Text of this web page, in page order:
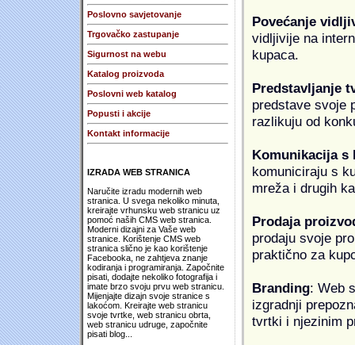
Poslovno savjetovanje
Trgovačko zastupanje
Sigurnost na webu
Katalog proizvoda
Poslovni web katalog
Popusti i akcije
Kontakt informacije
IZRADA WEB STRANICA
Naručite izradu modernih web
stranica. U svega nekoliko minuta,
kreirajte vrhunsku web stranicu uz
pomoć naših CMS web stranica.
Moderni dizajni za Vaše web
stranice. Korištenje CMS web
stranica slično je kao korištenje
Facebooka, ne zahtjeva znanje
kodiranja i programiranja. Započnite
pisati, dodajte nekoliko fotografija i
imate brzo svoju prvu web stranicu.
Mijenjajte dizajn svoje stranice s
lakoćom. Kreirajte web stranicu
svoje tvrtke, web stranicu obrta,
web stranicu udruge, započnite
pisati blog...
Povećanje
vidljivije na
kupaca.
Predstavljanje
predstave svoje
razlikuju od
Komunikacija s
komuniciraju s
mreža i drugih
Prodaja
prodaju svoje
praktično za
Branding: Web
izgradnji
tvrtki i njezinim